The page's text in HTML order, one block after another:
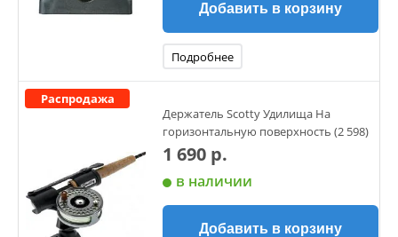
Добавить в корзину
Подробнее
Распродажа
Держатель Scotty Удилища На
горизонтальную поверхность (2 598)
1 690 р.
в наличии
Добавить в корзину